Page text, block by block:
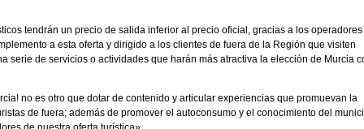
tendrán un precio de salida inferior al precio oficial, gracias a los operadores
a esta oferta y dirigido a los clientes de fuera de la Región que visiten
serie de servicios o actividades que harán más atractiva la elección de Murcia
no es otro que dotar de contenido y articular experiencias que promuevan la
de fuera; además de promover el autoconsumo y el conocimiento del